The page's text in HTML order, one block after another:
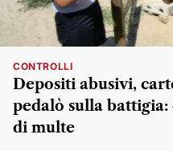
CONTROLLI
Depositi abusivi,
pedalò sulla battigia:
di multe